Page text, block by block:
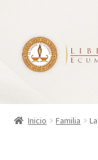
la
navegación
contenido
Inicio
Inicio Familia